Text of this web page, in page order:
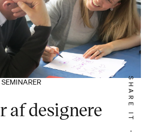
designere SHARE IT